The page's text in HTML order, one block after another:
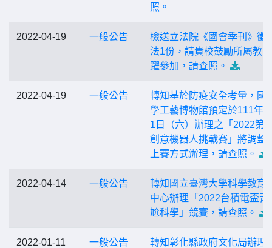
照。
2022-04-19 一般公告
檢送立法院《國會季刊》徵
法1份，請貴校鼓勵所屬教
躍參加，請查照。
2022-04-19 一般公告
轉知基於防疫安全考量，國
學工藝博物館預定於111年5
1日（六）辦理之「2022第
創意機器人挑戰賽」將調整
上賽方式辦理，請查照。
2022-04-14 一般公告
轉知國立臺灣大學科學教育
中心辦理「2022台積電盃青
尬科學」競賽，請查照。
2022-01-11 一般公告
轉知彰化縣政府文化局辦理